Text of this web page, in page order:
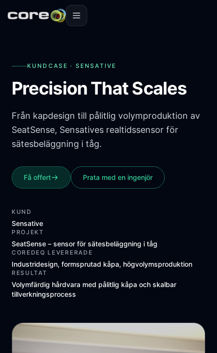
Home
KUNDCASE · SENSATIVE
Precision That Scales
Från kapdesign till pålitlig volymproduktion av
SeatSense, Sensatives realtidssensor för
sätesbeläggning i tåg.
Få offert Prata med en ingenjör
KUND
Sensative
PROJEKT
SeatSense – sensor för sätesbeläggning i tåg
COREDEQ LEVERERADE
Industridesign, formsprutad kåpa, högvolymsproduktion
RESULTAT
Volymfärdig hårdvara med pålitlig kåpa och skalbar
tillverkningsprocess